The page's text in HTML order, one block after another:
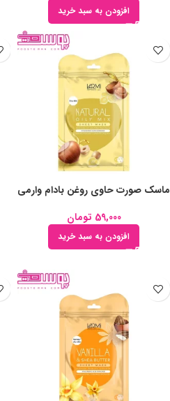
افزودن به سبد خرید
ماسک صورت حاوی روغن بادام وارمی
59,000 تومان
افزودن به سبد خرید